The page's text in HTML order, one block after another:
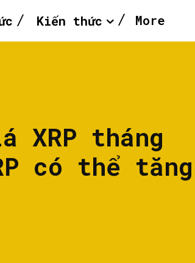
Kiến thức More
XRP tháng
có thể